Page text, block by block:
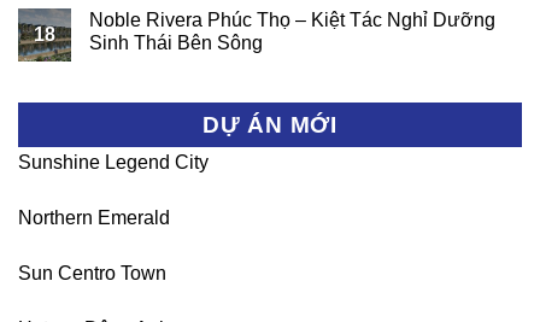
18
Noble Rivera Phúc Thọ – Kiệt Tác Nghỉ Dưỡng
Sinh Thái Bên Sông
DỰ ÁN MỚI
Sunshine Legend City
Northern Emerald
Sun Centro Town